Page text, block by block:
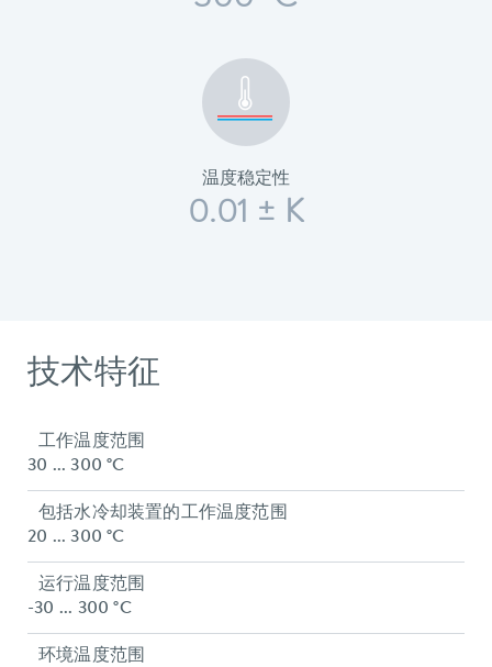
温度稳定性
0.01 ± K
技术特征
工作温度范围
30 ... 300 °C
包括水冷却装置的工作温度范围
20 ... 300 °C
运行温度范围
-30 ... 300 °C
环境温度范围